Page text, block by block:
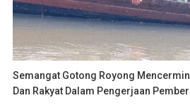
Semangat Gotong Royong
Dan Rakyat Dalam Pengerjaan